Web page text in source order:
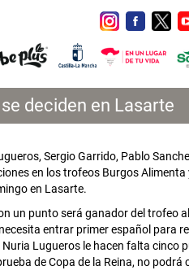
deciden en Lasarte
Sergio Garrido, Pablo
en los trofeos Burgos
en Lasarte.
un punto será ganador del trofeo
entrar primer español para
Lugueros le hacen falta cinco
de Copa de la Reina, no podrá